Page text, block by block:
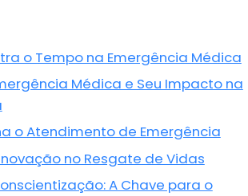
o Tempo na Emergência Médica
Médica e Seu Impacto na
o Atendimento de Emergência
no Resgate de Vidas
A Chave para o